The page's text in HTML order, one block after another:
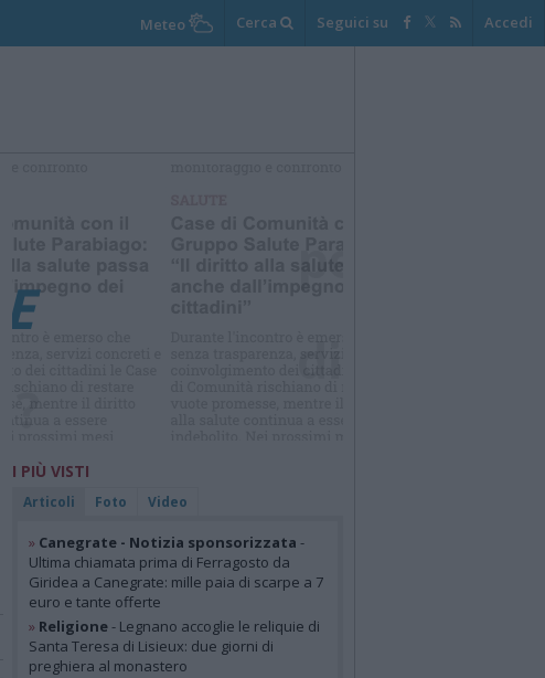
Meteo Cerca Seguici su Accedi
I PIÙ VISTI
Articoli Foto Video
» Canegrate - Notizia sponsorizzata -
Ultima chiamata prima di Ferragosto da
Giridea a Canegrate: mille paia di scarpe a 7
euro e tante offerte
» Religione- Legnano accoglie le reliquie di
Santa Teresa di Lisieux: due giorni di
preghiera al monastero